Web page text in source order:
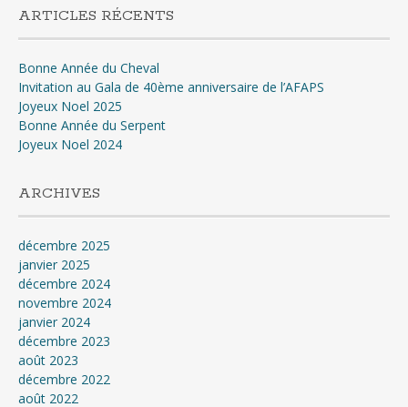
ARTICLES RÉCENTS
Bonne Année du Cheval
Invitation au Gala de 40ème anniversaire de l’AFAPS
Joyeux Noel 2025
Bonne Année du Serpent
Joyeux Noel 2024
ARCHIVES
décembre 2025
janvier 2025
décembre 2024
novembre 2024
janvier 2024
décembre 2023
août 2023
décembre 2022
août 2022